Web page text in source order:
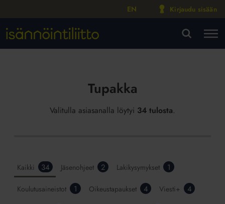
EN Kirjaudu sisään
Tupakka
Valitulla asiasanalla löytyi 34 tulosta.
Kaikki 34 Jäsenohjeet 2 Lakikysymykset 1
Koulutusaineistot 1 Oikeustapaukset 4 Viesti+ 4